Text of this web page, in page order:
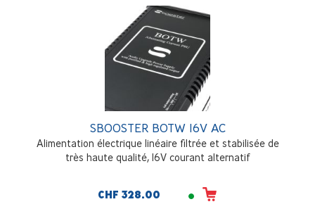
SBOOSTER BOTW 16V AC
Alimentation électrique linéaire filtrée et stabilisée de
très haute qualité, 16V courant alternatif
CHF 328.00